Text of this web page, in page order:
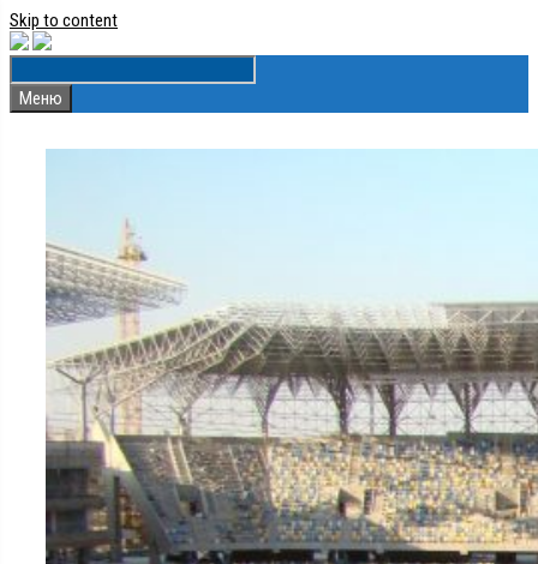
Skip to content
Меню